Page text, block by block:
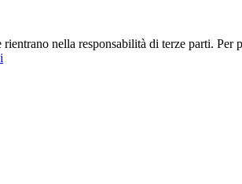
nella responsabilità di terze parti. Per